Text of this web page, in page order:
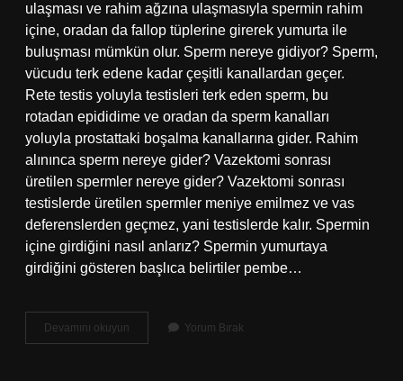
ulaşması ve rahim ağzına ulaşmasıyla spermin rahim
içine, oradan da fallop tüplerine girerek yumurta ile
buluşması mümkün olur. Sperm nereye gidiyor? Sperm,
vücudu terk edene kadar çeşitli kanallardan geçer.
Rete testis yoluyla testisleri terk eden sperm, bu
rotadan epididime ve oradan da sperm kanalları
yoluyla prostattaki boşalma kanallarına gider. Rahim
alınınca sperm nereye gider? Vazektomi sonrası
üretilen spermler nereye gider? Vazektomi sonrası
testislerde üretilen spermler meniye emilmez ve vas
deferenslerden geçmez, yani testislerde kalır. Spermin
içine girdiğini nasıl anlarız? Spermin yumurtaya
girdiğini gösteren başlıca belirtiler pembe…
Devamını okuyun
Boşalınca
Yorum Bırak